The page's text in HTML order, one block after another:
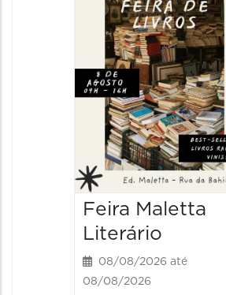
Feira Maletta
Literário
08/08/2026 até
08/08/2026